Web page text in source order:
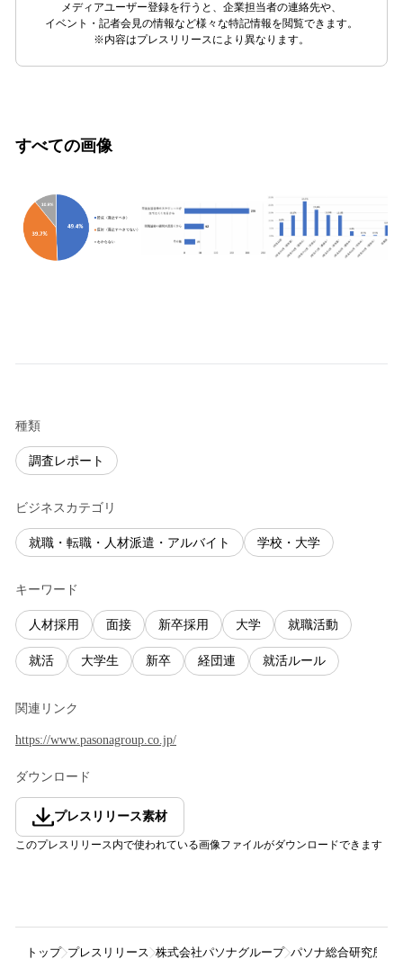
メディアユーザー登録を行うと、企業担当者の連絡先や、
イベント・記者会見の情報など様々な特記情報を閲覧できます。
※内容はプレスリリースにより異なります。
すべての画像
種類
調査レポート
ビジネスカテゴリ
就職・転職・人材派遣・アルバイト 学校・大学
キーワード
人材採用 面接 新卒採用 大学 就職活動
就活 大学生 新卒 経団連 就活ルール
関連リンク
https://www.pasonagroup.co.jp/
ダウンロード
プレスリリース素材
このプレスリリース内で使われている画像ファイルがダウンロードできます
トップ プレスリリース 株式会社パソナグループ パソナ総合研究所